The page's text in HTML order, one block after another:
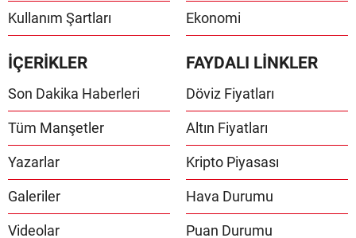
Kullanım Şartları Ekonomi
İÇERİKLER
Son Dakika Haberleri
Tüm Manşetler
Yazarlar
Galeriler
Videolar
FAYDALI LİNKLER
Döviz Fiyatları
Altın Fiyatları
Kripto Piyasası
Hava Durumu
Puan Durumu